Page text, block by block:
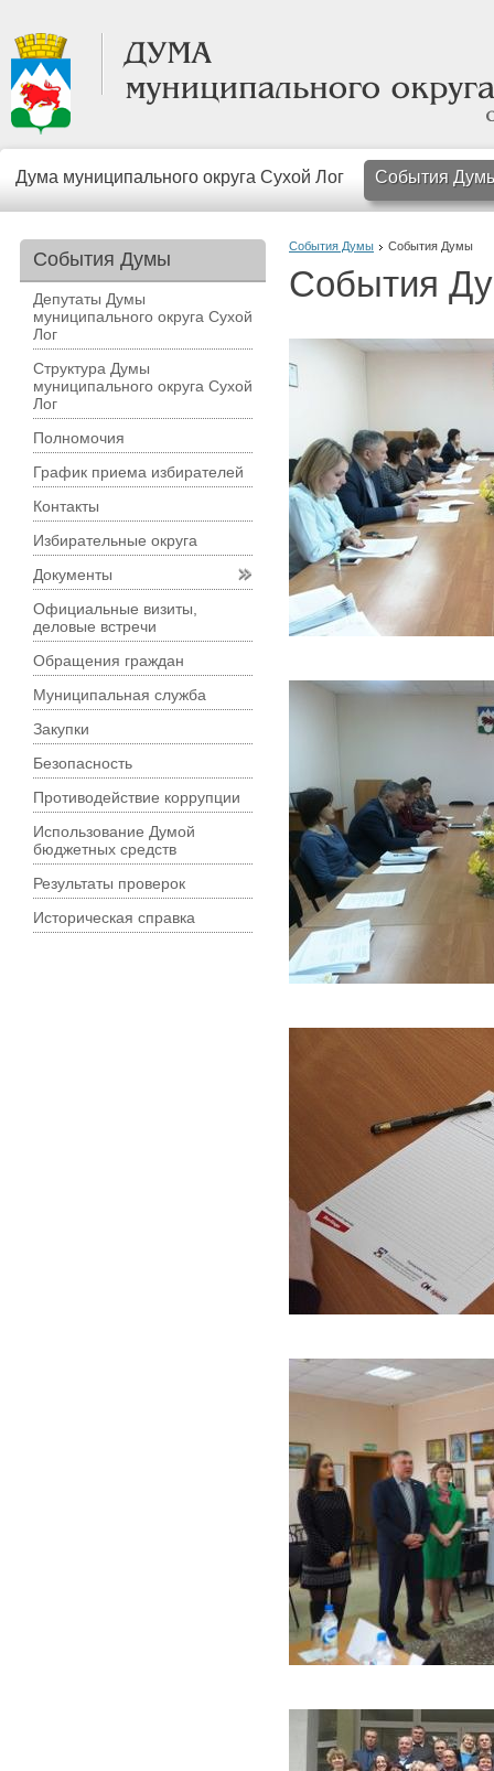
Дума муниципального округа Сухой Лог События
События Думы События Думы
События
События Думы
Депутаты Думы
муниципального округа Сухой
Лог
Структура Думы
муниципального округа Сухой
Лог
Полномочия
График приема избирателей
Контакты
Избирательные округа
Документы
Официальные визиты,
деловые встречи
Обращения граждан
Муниципальная служба
Закупки
Безопасность
Противодействие коррупции
Использование Думой
бюджетных средств
Результаты проверок
Историческая справка